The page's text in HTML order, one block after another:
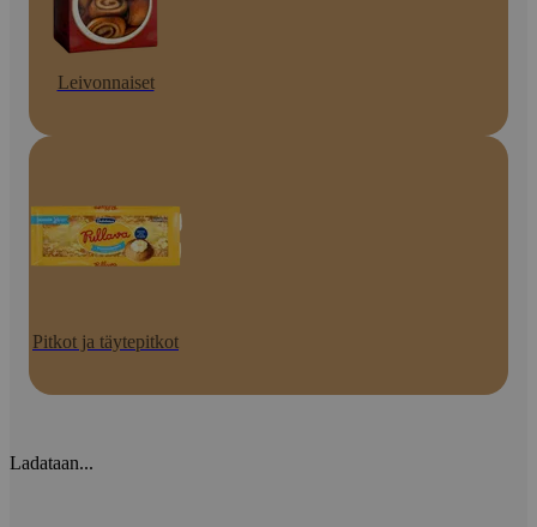
Leivonnaiset
Pitkot ja täytepitkot
Ladataan...